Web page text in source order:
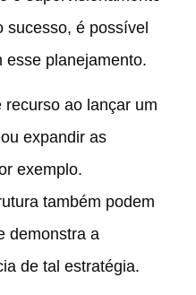
sucesso, é possível
esse planejamento.
recurso ao lançar um
expandir as
exemplo.
também podem
demonstra a
de tal estratégia.